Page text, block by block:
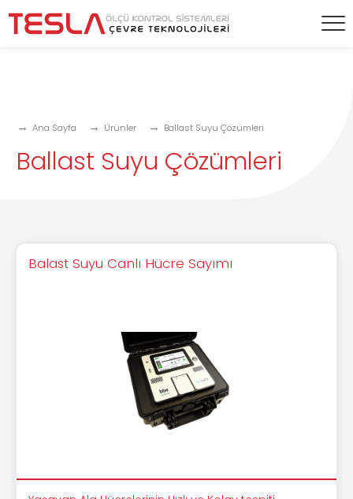
Ana Sayfa Ürünler Ballast Suyu Çözümleri
Ballast Suyu Çözümleri
Balast Suyu Canlı Hücre Sayımı